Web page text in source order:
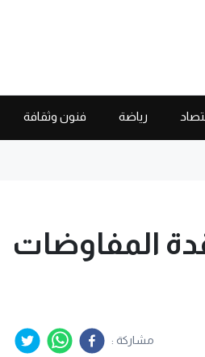
رياضة فنون وثقافة
المفاوضات
مشاركة :